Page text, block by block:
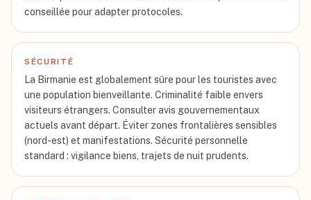
conseillée pour adapter protocoles.
SÉCURITÉ
La Birmanie est globalement sûre pour les touristes avec
une population bienveillante. Criminalité faible envers
visiteurs étrangers. Consulter avis gouvernementaux
actuels avant départ. Éviter zones frontalières sensibles
(nord-est) et manifestations. Sécurité personnelle
standard : vigilance biens, trajets de nuit prudents.